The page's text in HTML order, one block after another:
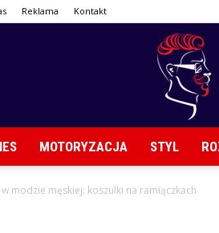
Reklama Kontakt
MOTORYZACJA STYL
modzie męskiej: koszulki na ramiączkach